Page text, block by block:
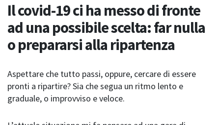
Il covid-19 ci ha messo di fronte
ad una possibile scelta: far nulla
o prepararsi alla ripartenza
Aspettare che tutto passi, oppure, cercare di essere
pronti a ripartire? Sia che segua un ritmo lento e
graduale, o improvviso e veloce.